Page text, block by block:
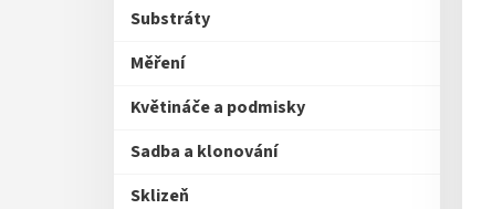
Substráty
Měření
Květináče a podmisky
Sadba a klonování
Sklizeň